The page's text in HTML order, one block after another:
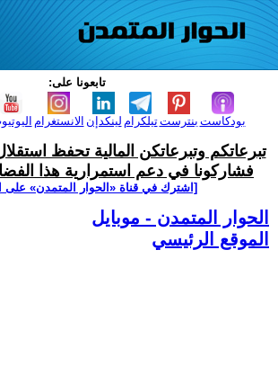
تابعونا على:
الانستغرام لينكدإن تيلكرامبنترست بودكاست
تبرعاتكم وتبرعاتكن المالية تحفظ
فشاركونا في دعم استمرارية هذا
[اشترك في قناة ‫«الحوار المتمدن» على
الحوار المتمدن - موبايل
الموقع الرئيسي